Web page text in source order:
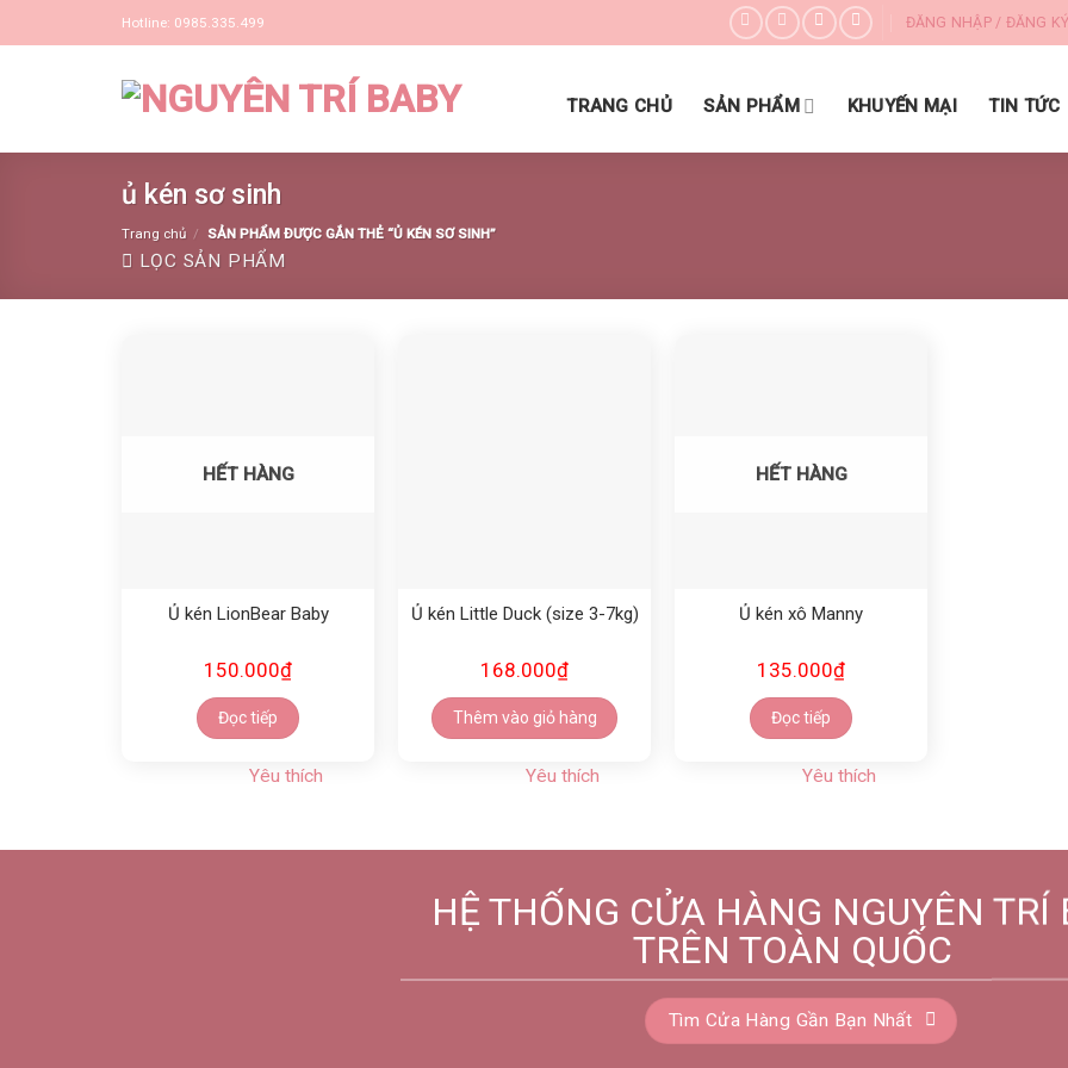
to
Hotline: 0985.335.499 ĐĂNG NHẬP / ĐĂNG
TRANG CHỦ
SẢN PHẨM KHUYẾN MẠI TIN TỨC
ủ kén sơ sinh
Trang chủ / SẢN PHẨM ĐƯỢC GẮN THẺ “Ủ KÉN SƠ SINH”
LỌC SẢN PHẨM
HẾT HÀNG
Ủ kén LionBear Baby
150.000₫
Đọc tiếp
Yêu thích
Ủ kén Little Duck (size 3-7kg)
168.000₫
Thêm vào giỏ hàng
Yêu thích
HẾT HÀNG
Ủ kén xô Manny
135.000₫
Đọc tiếp
Yêu thích
HỆ THỐNG CỬA HÀNG NGUYÊN TRÍ
TRÊN TOÀN QUỐC
Tìm Cửa Hàng Gần Bạn Nhất